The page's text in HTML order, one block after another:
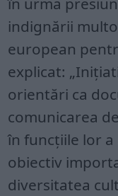
indignării
european
explicat:
orientări ca
comunicarea
în funcțiile lor
obiectiv
diversitatea